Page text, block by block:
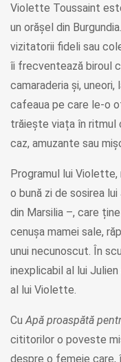
Violette Toussaint
un orășel din
vizitatorii fideli sau
îi frecventează biroul
camaraderia și,
cafeaua pe care le-o
trăiește viața în ritmul
caz, amuzante sau
Programul lui
o bună zi de sosirea
din Marsilia –, care
cenușa mamei sale,
unui necunoscut. În
inexplicabil al lui
al lui Violette.
Cu Apă proaspătă
cititorilor o poveste
despre o femeie care,